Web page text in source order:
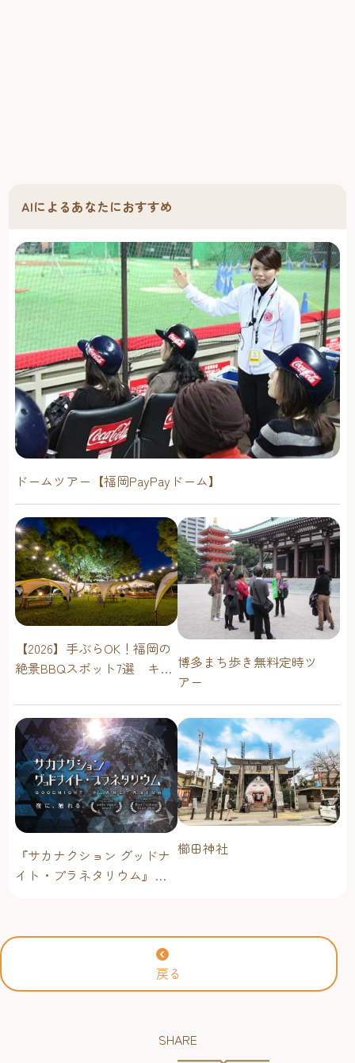
AIによるあなたにおすすめ
ドームツアー【福岡PayPayドーム】
【2026】手ぶらOK！福岡の
絶景BBQスポット7選 キャ
に楽しむ
博多まち歩き無料定時ツ
アー
『サカナクション グッドナ
イト・プラネタリウム』が
2026年
櫛田神社
戻る
SHARE